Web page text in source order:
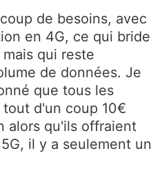
de besoins, avec
en 4G, ce qui bride
qui reste
de données. Je
que tous les
d'un coup 10€
alors qu'ils offraient
il y a seulement un